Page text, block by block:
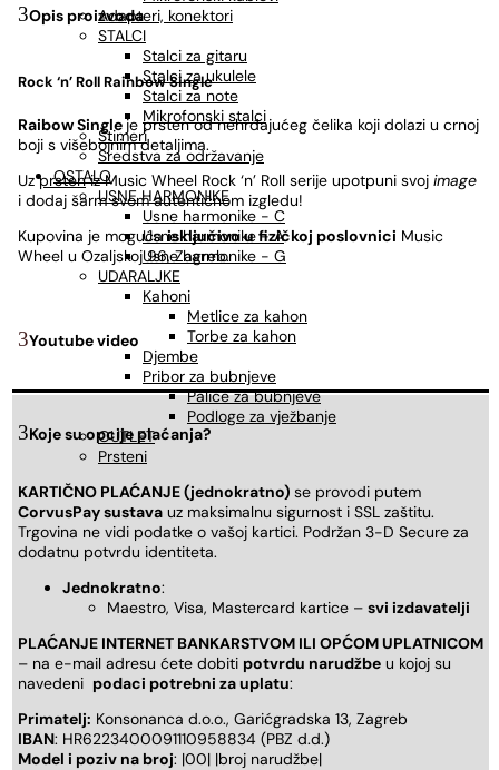
Adapteri, konektori
STALCI
Stalci za gitaru
Stalci za ukulele
Stalci za note
Mikrofonski stalci
Štimeri
Sredstva za održavanje
OSTALO
USNE HARMONIKE
Usne harmonike - C
Usne harmonike - A
Usne harmonike - G
UDARALJKE
Kahoni
Metlice za kahon
Torbe za kahon
Djembe
Pribor za bubnjeve
Palice za bubnjeve
Podloge za vježbanje
OUTLET
Prsteni
Opis proizvoda
Rock ‘n’ RollRainbow Single
Raibow Singleje prsten od nehrđajućeg čelika koji dolazi u crnoj
boji s višebojnim detaljima.
Uzprsteniz Music Wheel Rock ‘n’ Roll serije upotpuni svoj image
i dodaj šarm svom autentičnom izgledu!
Kupovina je mogućaisključivo u fizičkoj poslovnici Music
Wheel u Ozaljskoj 96, Zagreb.
Youtube video
Koje su opcije plaćanja?
KARTIČNO PLAĆANJE (jednokratno) se provodi putem
CorvusPay sustava uz maksimalnu sigurnost i SSL zaštitu.
Trgovina ne vidi podatke o vašoj kartici. Podržan 3-D Secure za
dodatnu potvrdu identiteta.
Jednokratno:
Maestro, Visa, Mastercard kartice – svi izdavatelji
PLAĆANJE INTERNET BANKARSTVOM ILI OPĆOM UPLATNICOM
– na e-mail adresu ćete dobiti potvrdu narudžbe u kojoj su
navedeni podaci potrebni za uplatu:
Primatelj: Konsonanca d.o.o., Garićgradska 13, Zagreb
IBAN: HR6223400091110958834 (PBZ d.d.)
Model i poziv na broj: |00| |broj narudžbe|